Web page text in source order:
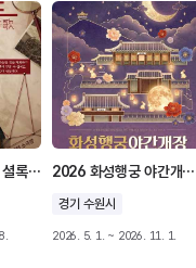
2026 서가콘서트 : 셜록홈즈 2026 화성행궁 야간개장 <달빛화담,花談>
경기 수원시
2026. 5. 1. ~ 2026. 11. 1.